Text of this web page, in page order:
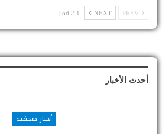
NEXT
1 od 2 |
أحدث الأخبار
أخبار صحفية